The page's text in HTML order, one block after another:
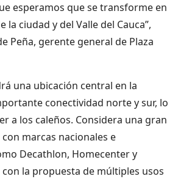
esperamos que se transforme en
la ciudad y del Valle del Cauca”,
Peña, gerente general de Plaza
una ubicación central en la
conectividad norte y sur, lo
a los caleños. Considera una gran
marcas nacionales e
Decathlon, Homecenter y
con la propuesta de múltiples usos